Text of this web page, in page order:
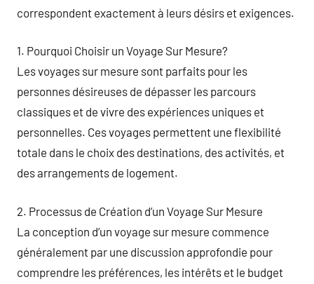
correspondent exactement à leurs désirs et exigences.
1. Pourquoi Choisir un Voyage Sur Mesure?
Les voyages sur mesure sont parfaits pour les
personnes désireuses de dépasser les parcours
classiques et de vivre des expériences uniques et
personnelles. Ces voyages permettent une flexibilité
totale dans le choix des destinations, des activités, et
des arrangements de logement.
2. Processus de Création d’un Voyage Sur Mesure
La conception d’un voyage sur mesure commence
généralement par une discussion approfondie pour
comprendre les préférences, les intérêts et le budget